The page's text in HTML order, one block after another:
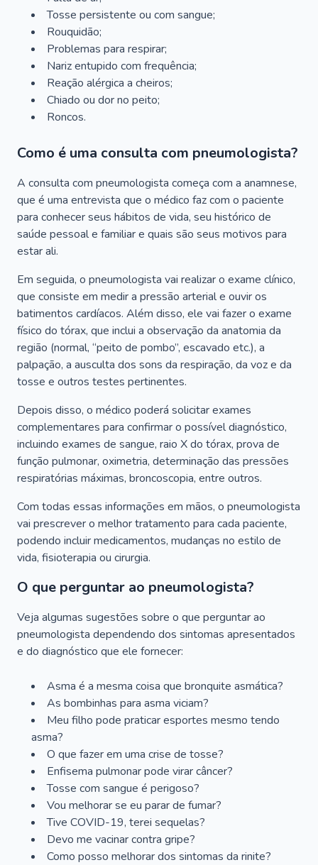
Tosse persistente ou com sangue;
Rouquidão;
Problemas para respirar;
Nariz entupido com frequência;
Reação alérgica a cheiros;
Chiado ou dor no peito;
Roncos.
Como é uma consulta com pneumologista?
A consulta com pneumologista começa com a anamnese,
que é uma entrevista que o médico faz com o paciente
para conhecer seus hábitos de vida, seu histórico de
saúde pessoal e familiar e quais são seus motivos para
estar ali.
Em seguida, o pneumologista vai realizar o exame clínico,
que consiste em medir a pressão arterial e ouvir os
batimentos cardíacos. Além disso, ele vai fazer o exame
físico do tórax, que inclui a observação da anatomia da
região (normal, “peito de pombo”, escavado etc.), a
palpação, a ausculta dos sons da respiração, da voz e da
tosse e outros testes pertinentes.
Depois disso, o médico poderá solicitar exames
complementares para confirmar o possível diagnóstico,
incluindo exames de sangue, raio X do tórax, prova de
função pulmonar, oximetria, determinação das pressões
respiratórias máximas, broncoscopia, entre outros.
Com todas essas informações em mãos, o pneumologista
vai prescrever o melhor tratamento para cada paciente,
podendo incluir medicamentos, mudanças no estilo de
vida, fisioterapia ou cirurgia.
O que perguntar ao pneumologista?
Veja algumas sugestões sobre o que perguntar ao
pneumologista dependendo dos sintomas apresentados
e do diagnóstico que ele fornecer:
Asma é a mesma coisa que bronquite asmática?
As bombinhas para asma viciam?
Meu filho pode praticar esportes mesmo tendo
asma?
O que fazer em uma crise de tosse?
Enfisema pulmonar pode virar câncer?
Tosse com sangue é perigoso?
Vou melhorar se eu parar de fumar?
Tive COVID-19, terei sequelas?
Devo me vacinar contra gripe?
Como posso melhorar dos sintomas da rinite?